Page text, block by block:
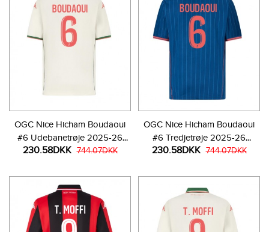
OGC Nice Hicham Boudaoui
#6 Udebanetrøje 2025-26
Kortærmet
230.58DKK 744.07DKK
OGC Nice Hicham Boudaoui
#6 Tredjetrøje 2025-26
Kortærmet
230.58DKK 744.07DKK